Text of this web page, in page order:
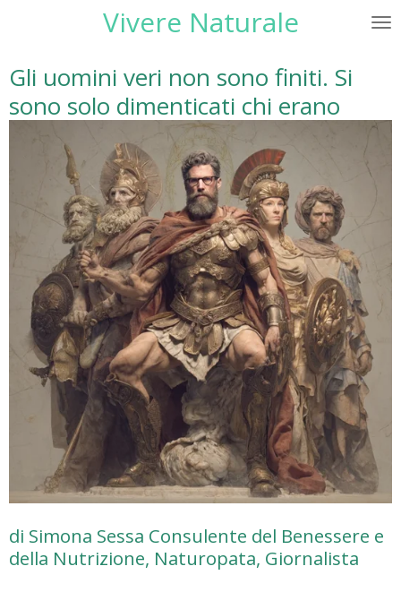
principale
Vivere Naturale
Gli uomini veri non sono finiti. Si
sono solo dimenticati chi erano
di Simona Sessa Consulente del Benessere e
della Nutrizione, Naturopata, Giornalista